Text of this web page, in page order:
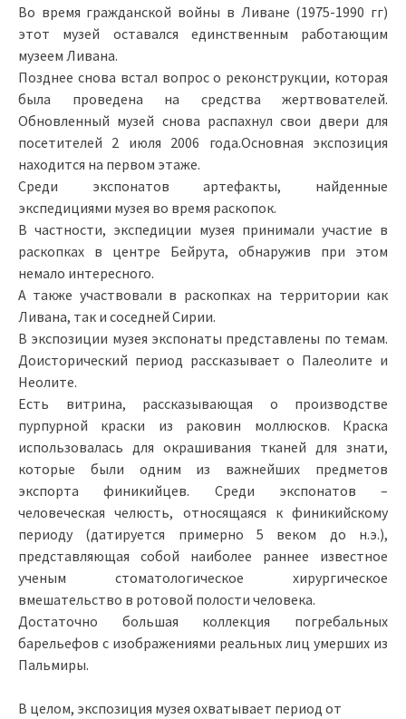
Во время гражданской войны в Ливане (1975-1990 гг)
этот музей оставался единственным работающим
музеем Ливана.
Позднее снова встал вопрос о реконструкции, которая
была проведена на средства жертвователей.
Обновленный музей снова распахнул свои двери для
посетителей 2 июля 2006 года.Основная экспозиция
находится на первом этаже.
Среди экспонатов артефакты, найденные
экспедициями музея во время раскопок.
В частности, экспедиции музея принимали участие в
раскопках в центре Бейрута, обнаружив при этом
немало интересного.
А также участвовали в раскопках на территории как
Ливана, так и соседней Сирии.
В экспозиции музея экспонаты представлены по темам.
Доисторический период рассказывает о Палеолите и
Неолите.
Есть витрина, рассказывающая о производстве
пурпурной краски из раковин моллюсков. Краска
использовалась для окрашивания тканей для знати,
которые были одним из важнейших предметов
экспорта финикийцев. Среди экспонатов –
человеческая челюсть, относящаяся к финикийскому
периоду (датируется примерно 5 веком до н.э.),
представляющая собой наиболее раннее известное
ученым стоматологическое хирургическое
вмешательство в ротовой полости человека.
Достаточно большая коллекция погребальных
барельефов с изображениями реальных лиц умерших из
Пальмиры.
В целом, экспозиция музея охватывает период от